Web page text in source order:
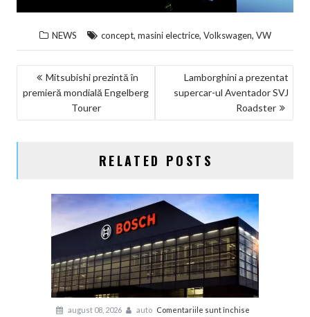
NEWS concept, masini electrice, Volkswagen, VW
NAVIGARE
ÎN
ARTICOLE
Mitsubishi prezintă în
premieră mondială Engelberg
Tourer
Lamborghini a prezentat
supercar-ul Aventador SVJ
Roadster
RELATED POSTS
august 08, 2026 auto Comentariile sunt închise